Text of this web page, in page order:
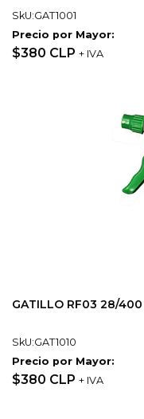
SkU:GAT1001
Precio por Mayor:
$380 CLP + IVA
GATILLO RF03 28/400
SkU:GAT1010
Precio por Mayor:
$380 CLP + IVA